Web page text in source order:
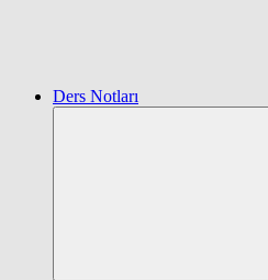
Ders Notları